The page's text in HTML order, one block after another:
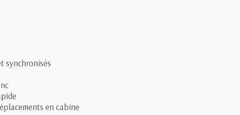
synchronisés
en cabine